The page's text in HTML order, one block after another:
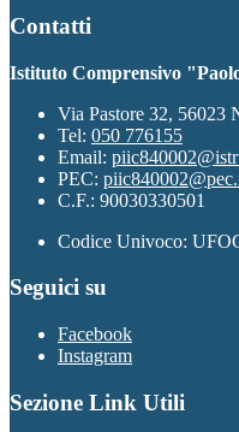
Contatti
Istituto Comprensivo
Via Pastore 32, 56023
Tel: 050 776155
Email:
PEC:
C.F.: 90030330501
Codice Univoco:
Seguici su
Facebook
Instagram
Sezione Link Utili